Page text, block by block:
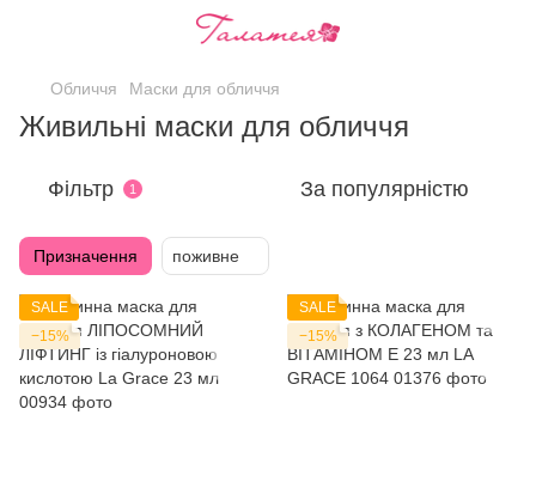
Обличчя Маски для обличчя
Живильні маски для обличчя
Фільтр 1 За популярністю
Призначення поживне
SALE
−15%
SALE
−15%